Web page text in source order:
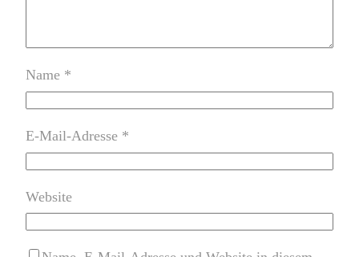
Name *
E-Mail-Adresse *
Website